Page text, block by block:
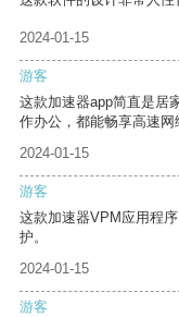
2024-01-15
游客
这款加速器app简直是居
作办公，都能畅享高速网
2024-01-15
游客
这款加速器VPM应用程
护。
2024-01-15
游客